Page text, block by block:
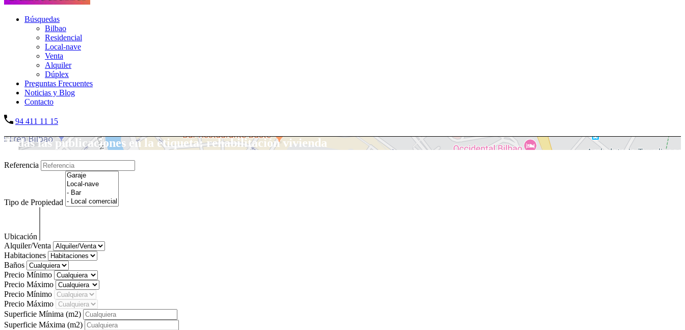
Búsquedas
Bilbao
Residencial
Local-nave
Venta
Alquiler
Dúplex
Preguntas Frecuentes
Noticias y Blog
Contacto
94 411 11 15
Todas las publicaciones en la etiqueta: rehabilitación vivienda
Referencia
Tipo de Propiedad
Ubicación
Alquiler/Venta
Habitaciones
Baños
Precio Mínimo
Precio Máximo
Precio Mínimo
Precio Máximo
Superficie Mínima (m2)
Superficie Máxima (m2)